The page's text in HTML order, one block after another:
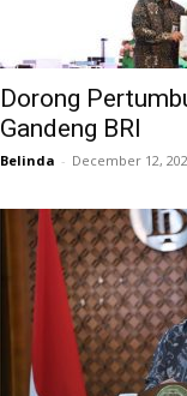
Dorong
Gandeng BRI
Belinda - December 12,